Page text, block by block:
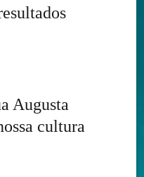
Augusta
cultura